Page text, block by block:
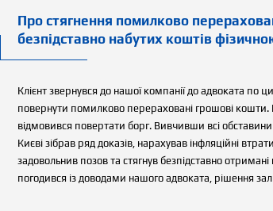
Про стягнення помилково
безпідставно набутих коштів
Клієнт звернувся до нашої компанії до адвоката
повернути помилково перераховані грошові
відмовився повертати борг. Вивчивши всі
Києві зібрав ряд доказів, нарахував інфляційні
задовольнив позов та стягнув безпідставно
погодився із доводами нашого адвоката, рішення